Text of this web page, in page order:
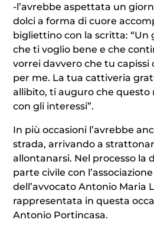
-l’avrebbe aspettata un
dolci a forma di cuore
bigliettino con la scritta:
che ti voglio bene e che
vorrei davvero che tu
per me. La tua cattiveria
allibito, ti auguro che
con gli interessi”.
In più occasioni l’avrebbe
strada, arrivando a
allontanarsi. Nel processo la
parte civile con
dell’avvocato Antonio Maria
rappresentata in questa
Antonio Portincasa.